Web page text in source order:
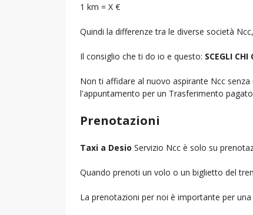
1 km = X €
Quindi la differenze tra le diverse società
Il consiglio che ti do io e questo: SCEGLI
Non ti affidare al nuovo aspirante Ncc
l'appuntamento per un Trasferimento
Prenotazioni
Taxi a Desio Servizio Ncc è solo su
Quando prenoti un volo o un biglietto del
La prenotazioni per noi è importante per